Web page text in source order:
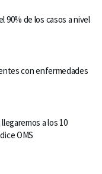
90% de los casos a nivel
con enfermedades
a los 10
OMS